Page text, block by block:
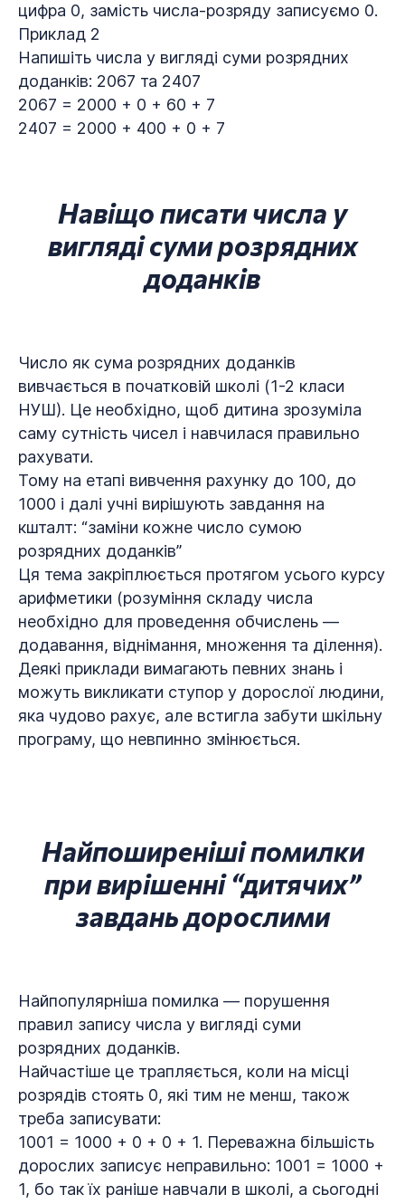
цифра 0, замість числа-розряду записуємо 0.
Приклад 2
Напишіть числа у вигляді суми розрядних
доданків: 2067 та 2407
2067 = 2000 + 0 + 60 + 7
2407 = 2000 + 400 + 0 + 7
Навіщо писати числа у
вигляді суми розрядних
доданків
Число як сума розрядних доданків
вивчається в початковій школі (1-2 класи
НУШ). Це необхідно, щоб дитина зрозуміла
саму сутність чисел і навчилася правильно
рахувати.
Тому на етапі вивчення рахунку до 100, до
1000 і далі учні вирішують завдання на
кшталт: “заміни кожне число сумою
розрядних доданків”
Ця тема закріплюється протягом усього курсу
арифметики (розуміння складу числа
необхідно для проведення обчислень —
додавання, віднімання, множення та ділення).
Деякі приклади вимагають певних знань і
можуть викликати ступор у дорослої людини,
яка чудово рахує, але встигла забути шкільну
програму, що невпинно змінюється.
Найпоширеніші помилки
при вирішенні “дитячих”
завдань дорослими
Найпопулярніша помилка — порушення
правил запису числа у вигляді суми
розрядних доданків.
Найчастіше це трапляється, коли на місці
розрядів стоять 0, які тим не менш, також
треба записувати:
1001 = 1000 + 0 + 0 + 1. Переважна більшість
дорослих записує неправильно: 1001 = 1000 +
1, бо так їх раніше навчали в школі, а сьогодні